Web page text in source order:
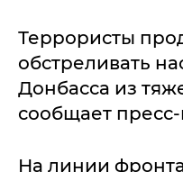
Террористы
обстреливать
Донбасса из
сообщает
На линии